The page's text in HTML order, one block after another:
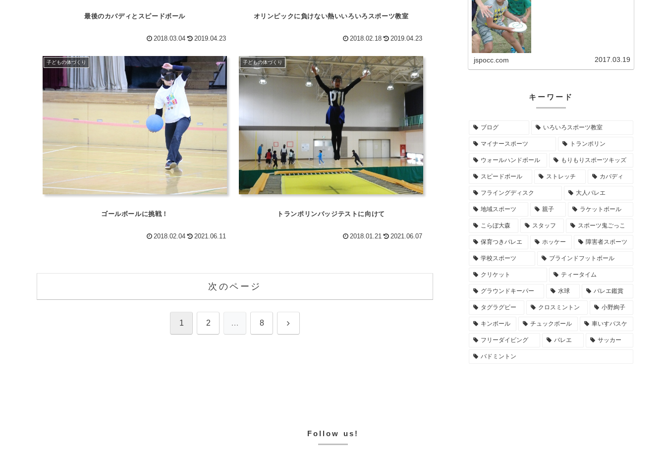
最後のカバディとスピードボール
2018.03.04 2019.04.23
オリンピックに負けない熱いいろいろスポーツ教室
2018.02.18 2019.04.23
子どもの体づくり
ゴールボールに挑戦！
2018.02.04 2021.06.11
子どもの体づくり
トランポリンバッジテストに向けて
2018.01.21 2021.06.07
次のページ
1 2 … 8 次
jspocc.com 2017.03.19
キーワード
ブログ いろいろスポーツ教室
マイナースポーツ トランポリン
ウォールハンドボール もりもりスポーツキッズ
スピードボール ストレッチ カバディ
フライングディスク 大人バレエ
地域スポーツ 親子 ラケットボール
こらぼ大森 スタッフ スポーツ鬼ごっこ
保育つきバレエ ホッケー 障害者スポーツ
学校スポーツ ブラインドフットボール
クリケット ティータイム
グラウンドキーパー 水球 バレエ鑑賞
タグラグビー クロスミントン 小野絢子
キンボール チュックボール 車いすバスケ
フリーダイビング バレエ サッカー
バドミントン
Follow us!